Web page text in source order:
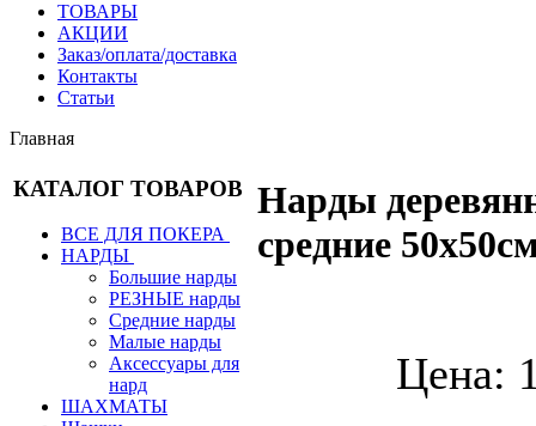
ТОВАРЫ
АКЦИИ
Заказ/оплата/доставка
Контакты
Статьи
Главная
КАТАЛОГ ТОВАРОВ
ВСЕ ДЛЯ ПОКЕРА
НАРДЫ
Большие нарды
РЕЗНЫЕ нарды
Средние нарды
Малые нарды
Аксессуары для
нард
ШАХМАТЫ
Нарды
средние
Цена: